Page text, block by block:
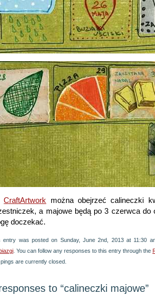
CraftArtwork można obejrzeć calineczki
a majowe będą po 3 czerwca do
doczekać.
entry was posted on Sunday, June 2nd, 2013 at 11:30
. You can follow any responses to this entry through the
are currently closed.
to “calineczki majowe”